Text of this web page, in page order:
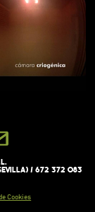
/ 672 372 083
Cookies